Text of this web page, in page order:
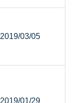
2019/03/05
2019/01/29